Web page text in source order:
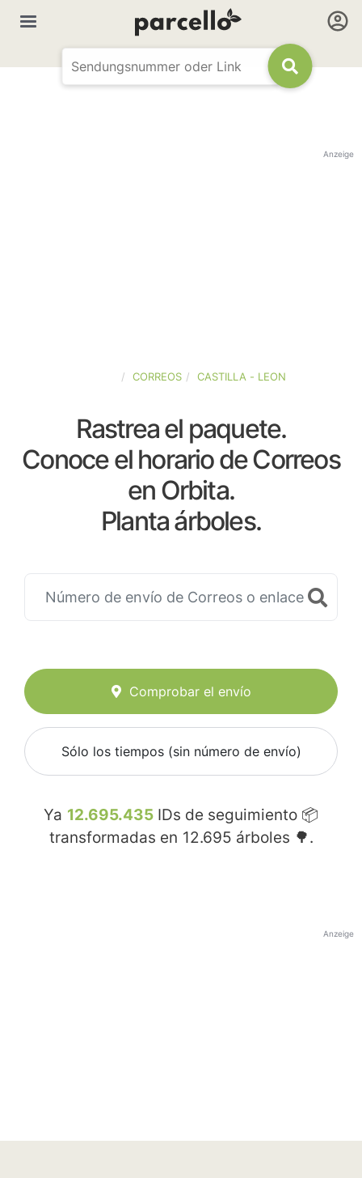
Anzeige
CORREOS CASTILLA - LEON
Rastrea el paquete.
Conoce el horario de Correos
en Orbita.
Planta árboles.
Comprobar el envío
Sólo los tiempos (sin número de envío)
Ya 12.695.435 IDs de seguimiento 📦
transformadas en 12.695 árboles 🌳.
Anzeige